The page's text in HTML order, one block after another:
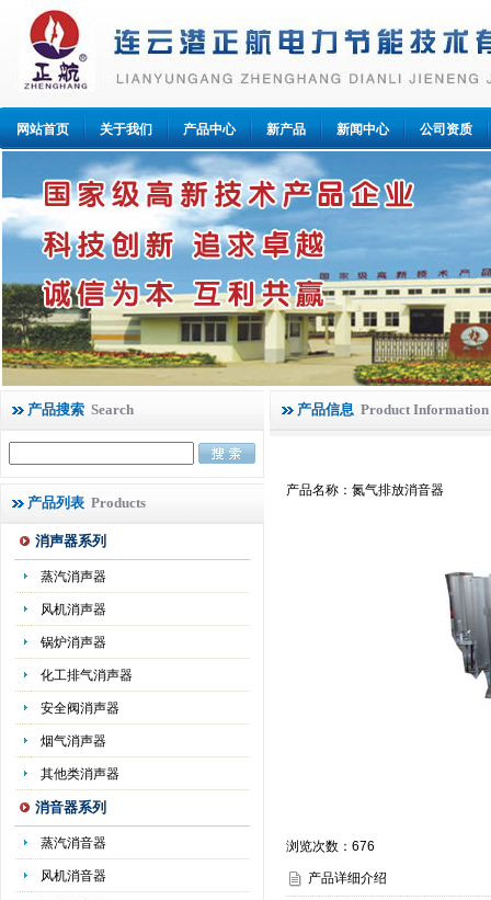
网站首页 关于我们 产品中心 新产品 新闻中心 公司资质
产品搜索 Search
产品列表 Products
消声器系列
蒸汽消声器
风机消声器
锅炉消声器
化工排气消声器
安全阀消声器
烟气消声器
其他类消声器
消音器系列
蒸汽消音器
风机消音器
产品信息 Product Information
产品名称：氮气排放消音器
浏览次数： 676
产品详细介绍